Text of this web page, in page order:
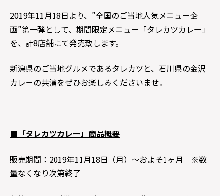
2019年11月18日より、”全国のご当地人気メニュー企
画”第一弾として、期間限定メニュー「タレカツカレー」
を、計8店舗にて発売致します。
新潟県のご当地グルメであるタレカツと、石川県の金沢
カレーの共演をぜひお楽しみくださいませ。
■「タレカツカレー」商品概要
販売期間：2019年11月18日（月）～およそ1ヶ月 ※数
量なくなり次第終了